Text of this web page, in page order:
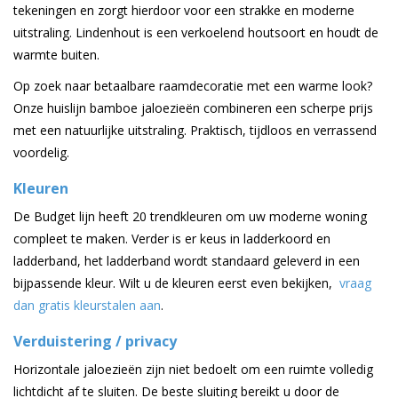
tekeningen en zorgt hierdoor voor een strakke en moderne
uitstraling. Lindenhout is een verkoelend houtsoort en houdt de
warmte buiten.
Op zoek naar betaalbare raamdecoratie met een warme look?
Onze huislijn bamboe jaloezieën combineren een scherpe prijs
met een natuurlijke uitstraling. Praktisch, tijdloos en verrassend
voordelig.
Kleuren
De Budget lijn heeft 20 trendkleuren om uw moderne woning
compleet te maken. Verder is er keus in ladderkoord en
ladderband, het ladderband wordt standaard geleverd in een
bijpassende kleur. Wilt u de kleuren eerst even bekijken, vraag
dan gratis kleurstalen aan.
Verduistering / privacy
Horizontale jaloezieën zijn niet bedoelt om een ruimte volledig
lichtdicht af te sluiten. De beste sluiting bereikt u door de